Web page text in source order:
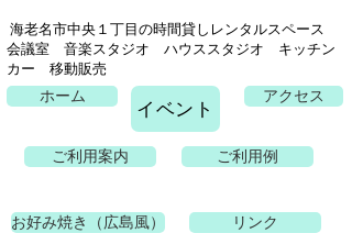
海老名市中央１丁目の時間貸しレンタルスペース
会議室 音楽スタジオ ハウススタジオ キッチン
カー 移動販売
ホーム
イベント
アクセス
ご利用案内 ご利用例
お好み焼き（広島風） リンク